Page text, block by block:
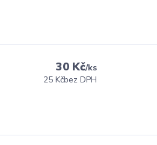
30 Kč/ks
25 Kčbez DPH